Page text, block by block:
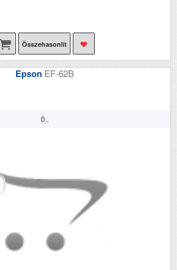
Összehasonlít
Epson EF-62B
0..